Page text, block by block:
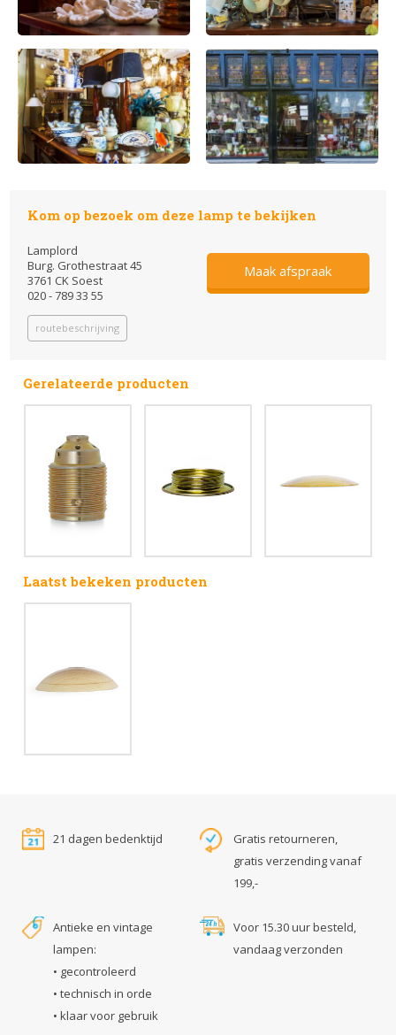
Kom op bezoek om deze lamp te bekijken
Lamplord
Burg. Grothestraat 45
3761 CK Soest
020 - 789 33 55
routebeschrijving
Maak afspraak
Gerelateerde producten
Laatst bekeken producten
21 dagen bedenktijd
Gratis retourneren,
gratis verzending vanaf
199,-
Antieke en vintage
lampen:
• gecontroleerd
• technisch in orde
• klaar voor gebruik
Voor 15.30 uur besteld,
vandaag verzonden